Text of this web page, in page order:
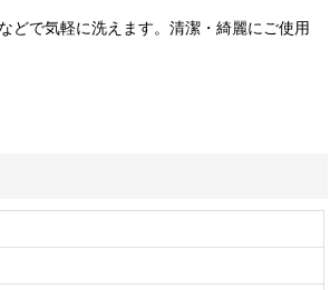
どで気軽に洗えます。清潔・綺麗にご使用